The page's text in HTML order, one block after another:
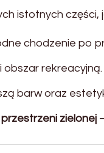
istotnych
chodzenie po
obszar rekreacyjną.
barw oraz
zielonej